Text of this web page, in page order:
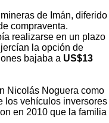
de Imán, diferido
compraventa.
realizarse en un plazo
la opción de
bajaba a US$13
Nicolás Noguera como
los vehículos inversores
en 2010 que la familia